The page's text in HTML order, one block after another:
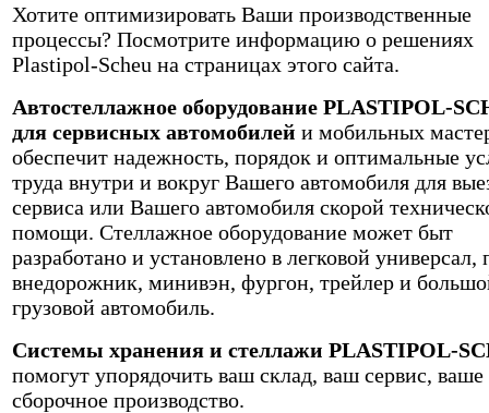
Хотите оптимизировать Ваши производственные
процессы? Посмотрите информацию о решениях
Plastipol-Scheu на страницах этого сайта.
Автостеллажное оборудование PLASTIPOL-
для сервисных автомобилей и мобильных
обеспечит надежность, порядок и оптимальные
труда внутри и вокруг Вашего автомобиля для
сервиса или Вашего автомобиля скорой
помощи. Стеллажное оборудование может быт
разработано и установлено в легковой универсал,
внедорожник, минивэн, фургон, трейлер и
грузовой автомобиль.
Системы хранения и стеллажи PLASTIPOL-
помогут упорядочить ваш склад, ваш сервис, ваше
сборочное производство.